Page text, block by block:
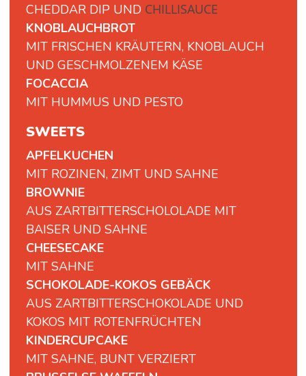
CHEDDAR DIP UND CHILLISAUCE
KNOBLAUCHBROT
MIT FRISCHEN KRÄUTERN, KNOBLAUCH
UND GESCHMOLZENEM KÄSE
FOCACCIA
MIT HUMMUS UND PESTO
SWEETS
APFELKUCHEN
MIT ROZINEN, ZIMT UND SAHNE
BROWNIE
AUS ZARTBITTERSCHOLOLADE MIT
BAISER UND SAHNE
CHEESECAKE
MIT SAHNE
SCHOKOLADE-KOKOS GEBÄCK
AUS ZARTBITTERSCHOKOLADE UND
KOKOS MIT ROTENFRÜCHTEN
KINDERCUPCAKE
MIT SAHNE, BUNT VERZIERT